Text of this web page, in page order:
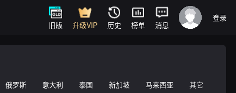
旧版 升级VIP 历史 榜单 消息
登录
俄罗斯 意大利 泰国 新加坡 马来西亚
其它